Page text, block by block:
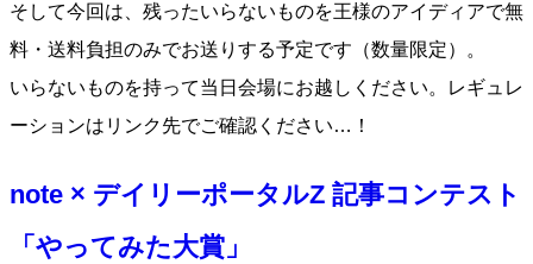
そして今回は、残ったいらないものを王様のアイディアで無
料・送料負担のみでお送りする予定です（数量限定）。
いらないものを持って当日会場にお越しください。レギュレ
ーションはリンク先でご確認ください…！
note × デイリーポータルZ 記事コンテスト
「やってみた大賞」